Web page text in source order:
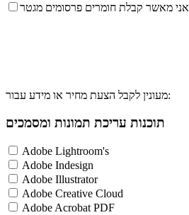
אני מאשר קבלת חומרים פרסומים מגטר
מעונין לקבל הצעת מחיר או מידע עבור:
תוכנות עריכת תמונות ומסמכים
Adobe Lightroom's
Adobe Indesign
Adobe Illustrator
Adobe Creative Cloud
Adobe Acrobat PDF